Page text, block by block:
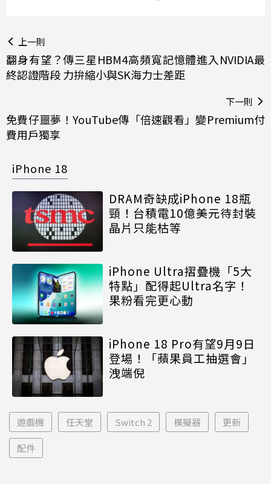
上一則
翻身有望？傳三星HBM4高頻寬記憶體進入NVIDIA最
終認證階段 力拚縮小與SK海力士差距
下一則
免費仔噩夢！YouTube傳「倍速觀看」變Premium付
費用戶獨享
iPhone 18
DRAM奇缺成iPhone 18瓶
頸！台積電10億美元待封裝
晶片只能枯等
iPhone Ultra摺疊機「5大
特點」配得起Ultra名字！
果粉看完更心動
iPhone 18 Pro有望9月9日
登場！「蘋果員工抽選會」
洩端倪
遊戲機 任天堂 Switch 2 模擬器 更新
配件